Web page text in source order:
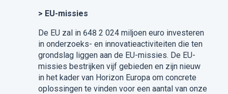
> EU-missies
De EU zal in 648 2 024 miljoen euro investeren
in onderzoeks- en innovatieactiviteiten die ten
grondslag liggen aan de EU-missies. De EU-
missies bestrijken vijf gebieden en zijn nieuw
in het kader van Horizon Europa om concrete
oplossingen te vinden voor een aantal van onze